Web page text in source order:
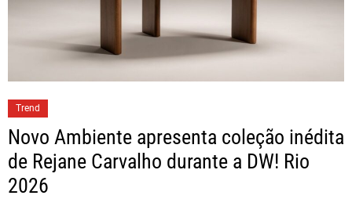
Trend
Novo Ambiente apresenta coleção inédita
de Rejane Carvalho durante a DW! Rio
2026